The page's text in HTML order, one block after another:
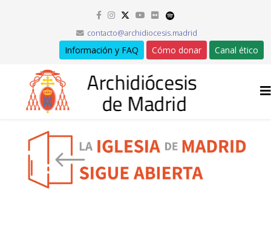
contacto@archidiocesis.madrid
Información y FAQ Cómo donar Canal ético